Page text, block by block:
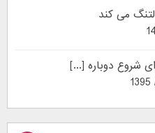
شروع دوباره [...]